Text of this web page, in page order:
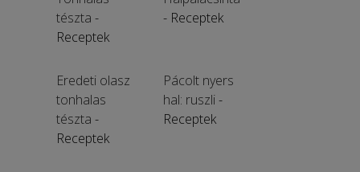
tészta -
Receptek
- Receptek
Eredeti olasz
tonhalas
tészta -
Receptek
Pácolt nyers
hal: ruszli-
Receptek